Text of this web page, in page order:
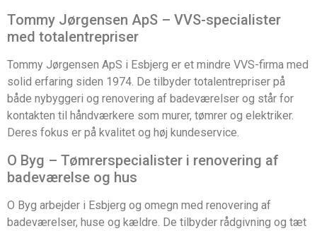
Tommy Jørgensen ApS – VVS-specialister
med totalentrepriser
Tommy Jørgensen ApS i Esbjerg er et mindre VVS-firma med
solid erfaring siden 1974. De tilbyder totalentrepriser på
både nybyggeri og renovering af badeværelser og står for
kontakten til håndværkere som murer, tømrer og elektriker.
Deres fokus er på kvalitet og høj kundeservice.
O Byg – Tømrerspecialister i renovering af
badeværelse og hus
O Byg arbejder i Esbjerg og omegn med renovering af
badeværelser, huse og kældre. De tilbyder rådgivning og tæt